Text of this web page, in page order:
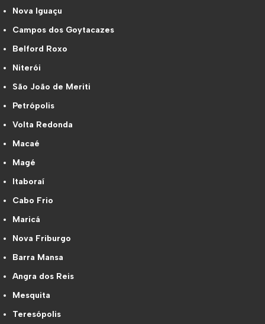
Nova Iguaçu
Campos dos Goytacazes
Belford Roxo
Niterói
São João de Meriti
Petrópolis
Volta Redonda
Macaé
Magé
Itaboraí
Cabo Frio
Maricá
Nova Friburgo
Barra Mansa
Angra dos Reis
Mesquita
Teresópolis